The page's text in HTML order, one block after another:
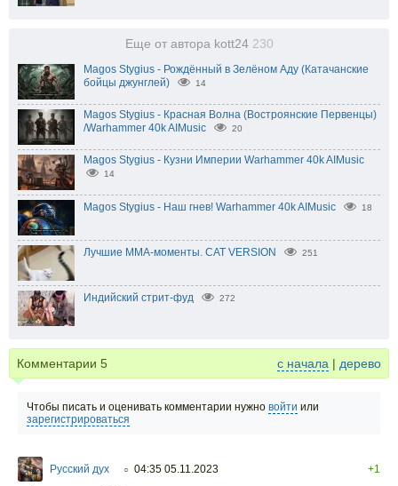
Еще от автора kott24 230
Magos Stygius - Рождённый в Зелёном Аду (Катачанские
бойцы джунглей)
14
Magos Stygius - Красная Волна (Востроянские Первенцы)
/Warhammer 40k AIMusic
20
Magos Stygius - Кузни Империи Warhammer 40k AIMusic
14
Magos Stygius - Наш гнев! Warhammer 40k AIMusic 18
Лучшие ММА-моменты. CAT VERSION 251
Индийский стрит-фуд 272
Комментарии 5 с начала | дерево
Чтобы писать и оценивать комментарии нужно войти или
зарегистрироваться
Русский дух ○ 04:35 05.11.2023
+1